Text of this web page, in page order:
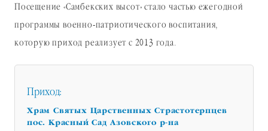
Посещение «Самбекских высот» стало частью ежегодной
программы военно-патриотического воспитания,
которую приход реализует с 2013 года.
Приход:
Храм Святых Царственных Страстотерпцев
пос. Красный Сад Азовского р-на